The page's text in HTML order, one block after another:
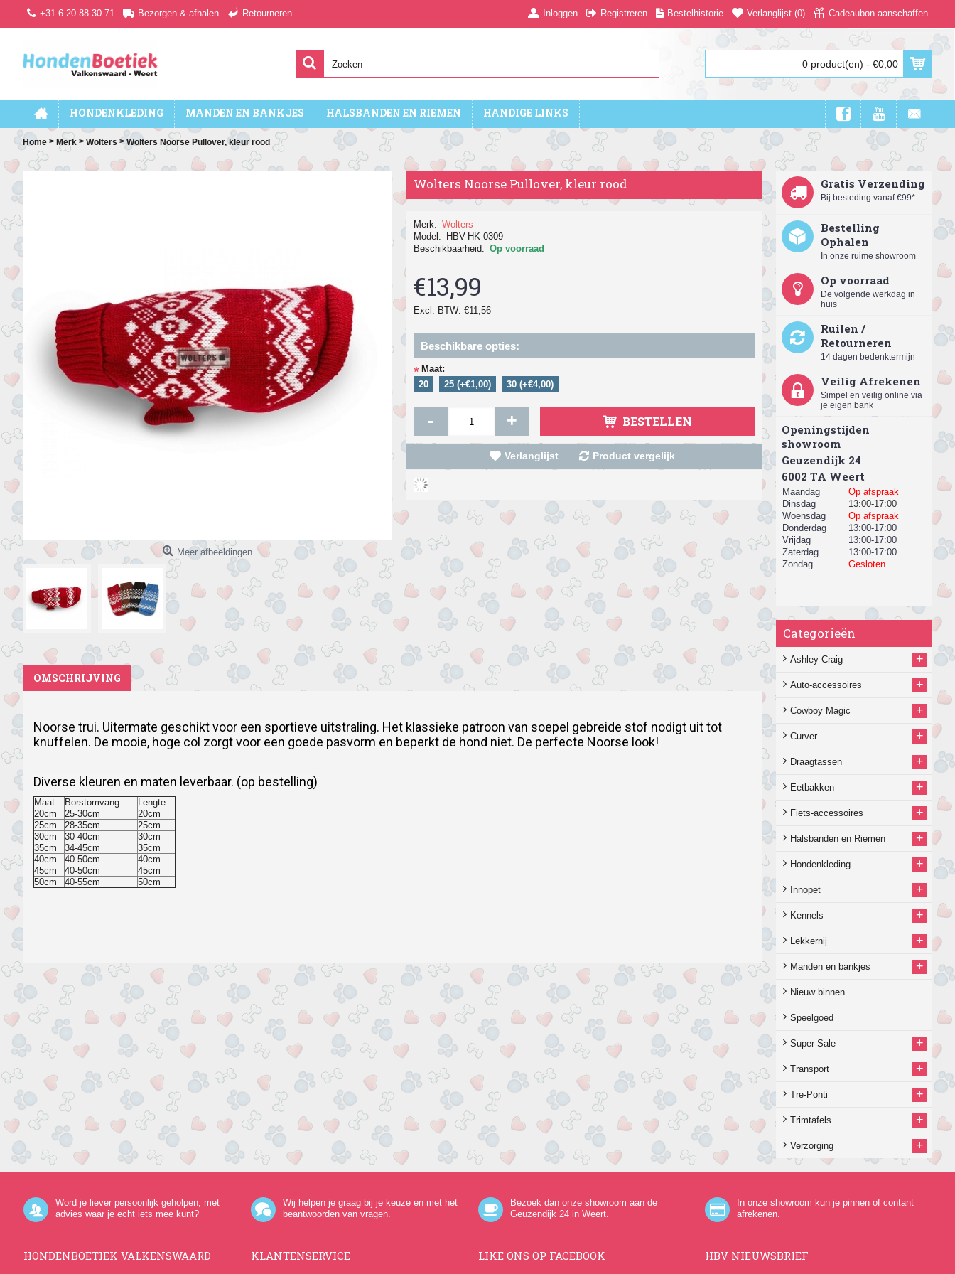
+31 6 20 88 30 71 Bezorgen & afhalen Retourneren Inloggen Registreren Bestelhistorie Verlanglijst (0) Cadeaubon aanschaffen
0 product(en) - €0,00
HONDENKLEDING MANDEN EN BANKJES HALSBANDEN EN RIEMEN HANDIGE LINKS
Home > Merk > Wolters > Wolters Noorse Pullover, kleur rood
Gratis Verzending
Bij besteding vanaf €99*
Bestelling
Ophalen
In onze ruime showroom
Op voorraad
De volgende werkdag in
huis
Ruilen /
Retourneren
14 dagen bedenktermijn
Veilig Afrekenen
Simpel en veilig online via
je eigen bank
Openingstijden
showroom
Geuzendijk 24
​6002 TA Weert
Maandag
Op afspraak
Dinsdag
13:00-17:00
Woensdag
Op afspraak
Donderdag
13:00-17:00
Vrijdag
13:00-17:00
Zaterdag
13:00-17:00
Zondag
Gesloten
Categorieën
Ashley Craig +
Auto-accessoires +
Cowboy Magic +
Curver +
Draagtassen +
Eetbakken +
Fiets-accessoires +
Halsbanden en Riemen +
Hondenkleding +
Innopet +
Kennels +
Lekkernij +
Manden en bankjes +
Nieuw binnen
Speelgoed
Super Sale +
Transport +
Tre-Ponti +
Trimtafels +
Verzorging +
Meer afbeeldingen
Wolters Noorse Pullover, kleur rood
Merk: Wolters
Model:
HBV-HK-0309
Beschikbaarheid: Op voorraad
€13,99
Excl. BTW: €11,56
Beschikbare opties:
* Maat:
20
25 (+€1,00) 30 (+€4,00)
- + BESTELLEN
Verlanglijst Product vergelijk
OMSCHRIJVING
Noorse trui. Uitermate geschikt voor een sportieve uitstraling. Het klassieke patroon van soepel gebreide stof nodigt uit tot
knuffelen. De mooie, hoge col zorgt voor een goede pasvorm en beperkt de hond niet. De perfecte Noorse look!
Diverse kleuren en maten leverbaar. (op bestelling)
Maat Borstomvang
Lengte
20cm
25-30cm
20cm
25cm
28-35cm
25cm
30cm
30-40cm
30cm
35cm
34-45cm
35cm
40cm
40-50cm
40cm
45cm
40-50cm
45cm
50cm
40-55cm 50cm
Word je liever persoonlijk geholpen, met
advies waar je echt iets mee kunt?
Wij helpen je graag bij je keuze en met het
beantwoorden van vragen.
Bezoek dan onze showroom aan de
Geuzendijk 24in Weert.
In onze showroom kun je pinnen of contant
afrekenen.
HONDENBOETIEK VALKENSWAARD KLANTENSERVICE LIKE ONS OP FACEBOOK HBV NIEUWSBRIEF